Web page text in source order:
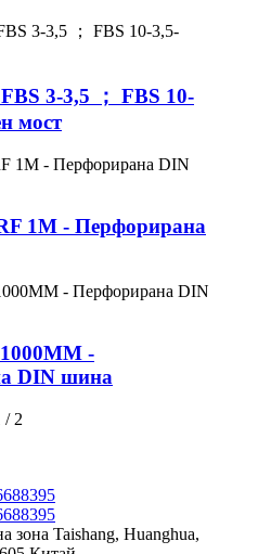
3-3,5 ； FBS 10-
мост
1M - Перфорирана
-
DIN шина
/ 2
зона Taishang, Huanghua,